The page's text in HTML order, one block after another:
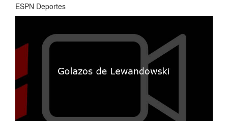
ESPN Deportes